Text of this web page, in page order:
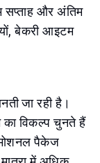
सप्ताह और अंतिम
बेकरी आइटम
जा रही है।
का विकल्प चुनते हैं
पैकेज